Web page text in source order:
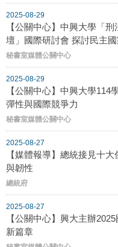
2025-08-29
【公關中心】中興大學「
壇」國際研討會 探討民主
秘書室媒體公關中心
2025-08-29
【公關中心】中興大學114
彈性與國際競爭力
秘書室媒體公關中心
2025-08-27
【媒體報導】總統接見十
與韌性
總統府
2025-08-27
【公關中心】興大主辦
新篇章